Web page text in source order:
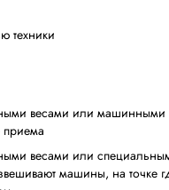
техники
весами или машинными
весами или
машины, на точке